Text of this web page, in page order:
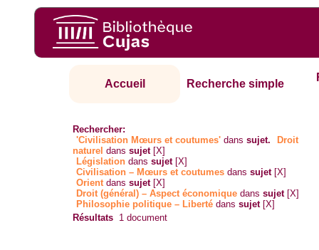
Accueil Recherche simple
Rechercher:
'Civilisation Mœurs et coutumes' danssujet.
Droit
naturel danssujet [X]
Législation danssujet [X]
Civilisation – Mœurs et coutumes danssujet [X]
Orientdanssujet [X]
Droit (général) – Aspect économique danssujet [X]
Philosophie politique – Liberté danssujet [X]
Résultats 1 document